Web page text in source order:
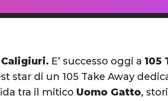
Caligiuri. E’ successo oggi a105
star di un 105 Take Away
tra il mitico Uomo Gatto,